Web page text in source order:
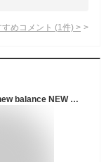
めコメント (1 件) >
ニューバランス / YO 208 TA 2 ブラック 黒 ( NB new balance NEW BALANCE YO208 TA2 )【送料無料 北海道、沖縄県を除く シューズ キッズ スニーカー キッズシューズ キッズサンダル 子供 靴 サンダル 子供靴 アクアシューズ スポーツサンダル】(後継モデル)